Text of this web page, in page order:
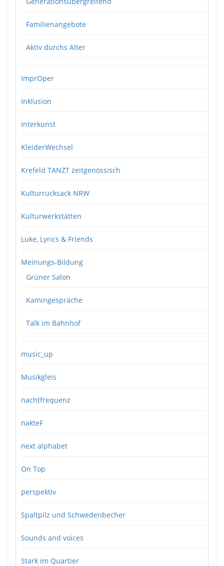
Familienangebote
Aktiv durchs Alter
ImprOper
Inklusion
Interkunst
KleiderWechsel
Krefeld TANZT zeitgenössisch
Kulturrucksack NRW
Kulturwerkstätten
Luke, Lyrics & Friends
Meinungs-Bildung
Grüner Salon
Kamingespräche
Talk im Bahnhof
music_up
Musikgleis
nachtfrequenz
nakteF
next alphabet
On Top
perspektiv
Spaltpilz und Schwedenbecher
Sounds and voices
Stark im Quartier